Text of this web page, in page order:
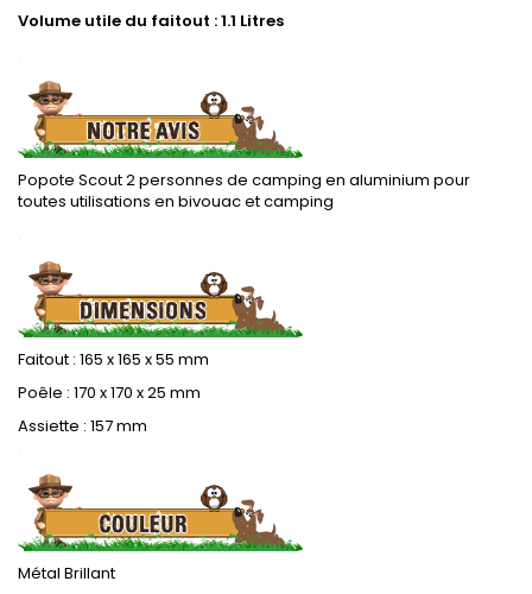
Volume utile du faitout : 1.1 Litres
.
Popote Scout 2 personnes de camping en aluminium pour
toutes utilisations en bivouac et camping
.
Faitout : 165 x 165 x 55 mm
Poêle : 170 x 170 x 25 mm
Assiette : 157 mm
.
Métal Brillant